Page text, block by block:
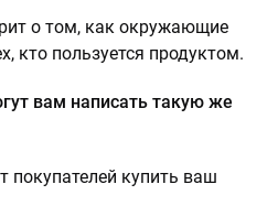
о том, как окружающие
кто пользуется продуктом.
вам написать такую же
покупателей купить ваш